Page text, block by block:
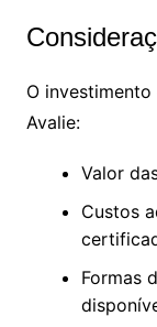
O
Avalie:
Valor
Custos
Formas